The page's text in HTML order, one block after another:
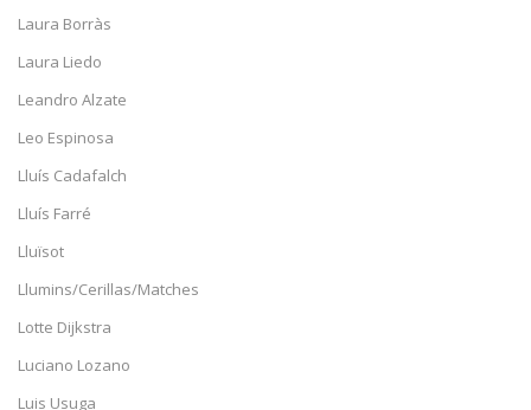
Laura Borràs
Laura Liedo
Leandro Alzate
Leo Espinosa
Lluís Cadafalch
Lluís Farré
Lluïsot
Llumins/Cerillas/Matches
Lotte Dijkstra
Luciano Lozano
Luis Usuga